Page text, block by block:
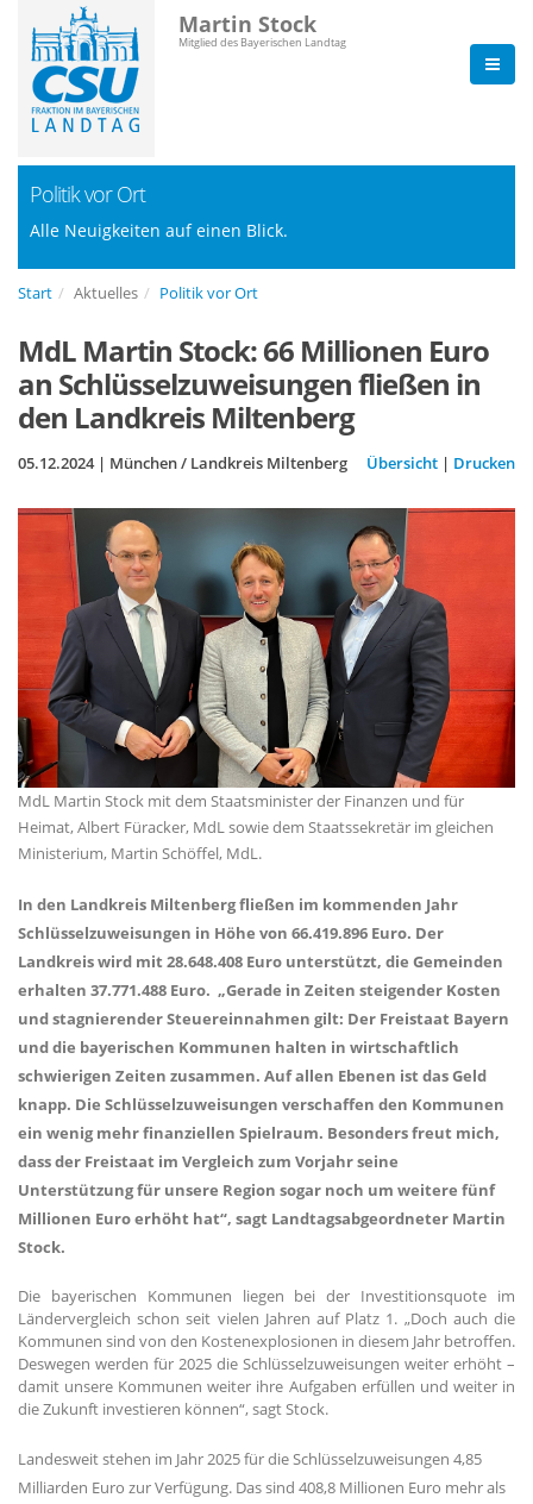
Martin Stock
Mitglied des Bayerischen Landtag
Politik vor Ort
Alle Neuigkeiten auf einen Blick.
Start Aktuelles Politik vor Ort
MdL Martin Stock: 66 Millionen Euro
an Schlüsselzuweisungen fließen in
den Landkreis Miltenberg
05.12.2024 | München / Landkreis Miltenberg Übersicht | Drucken
MdL Martin Stock mit dem Staatsminister der Finanzen und für
Heimat, Albert Füracker, MdL sowie dem Staatssekretär im gleichen
Ministerium, Martin Schöffel, MdL.
In den Landkreis Miltenberg fließen im kommenden Jahr
Schlüsselzuweisungen in Höhe von 66.419.896 Euro. Der
Landkreis wird mit 28.648.408 Euro unterstützt, die Gemeinden
erhalten 37.771.488 Euro. „Gerade in Zeiten steigender Kosten
und stagnierender Steuereinnahmen gilt: Der Freistaat Bayern
und die bayerischen Kommunen halten in wirtschaftlich
schwierigen Zeiten zusammen. Auf allen Ebenen ist das Geld
knapp. Die Schlüsselzuweisungen verschaffen den Kommunen
ein wenig mehr finanziellen Spielraum. Besonders freut mich,
dass der Freistaat im Vergleich zum Vorjahr seine
Unterstützung für unsere Region sogar noch um weitere fünf
Millionen Euro erhöht hat“, sagt Landtagsabgeordneter Martin
Stock.
Die bayerischen Kommunen liegen bei der Investitionsquote im
Ländervergleich schon seit vielen Jahren auf Platz 1. „Doch auch die
Kommunen sind von den Kostenexplosionen in diesem Jahr betroffen.
Deswegen werden für 2025 die Schlüsselzuweisungen weiter erhöht –
damit unsere Kommunen weiter ihre Aufgaben erfüllen und weiter in
die Zukunft investieren können“, sagt Stock.
Landesweit stehen im Jahr 2025 für die Schlüsselzuweisungen 4,85
Milliarden Euro zur Verfügung. Das sind 408,8 Millionen Euro mehr als